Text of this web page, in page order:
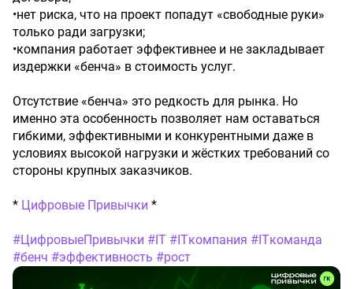
•нет риска, что на проект попадут «свободные руки»
только ради загрузки;
•компания работает эффективнее и не закладывает
издержки «бенча» в стоимость услуг.
Отсутствие «бенча» это редкость для рынка. Но
именно эта особенность позволяет нам оставаться
гибкими, эффективными и конкурентными даже в
условиях высокой нагрузки и жёстких требований со
стороны крупных заказчиков.
* Цифровые Привычки *
#ЦифровыеПривычки #IT #ITкомпания #ITкоманда
#бенч #эффективность #рост